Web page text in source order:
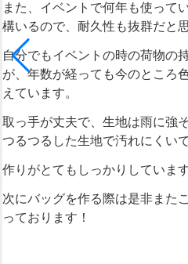
また、イベントで何年も使って
構いるので、耐久性も抜群だと
自分でもイベントの時の荷物の
が、年数が経っても今のところ
えています。
取っ手が丈夫で、生地は雨に強
つるつるした生地で汚れにくいで
作りがとてもしっかりしています
次にバッグを作る際は是非また
っております！